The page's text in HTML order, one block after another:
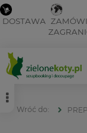
DOSTAWA